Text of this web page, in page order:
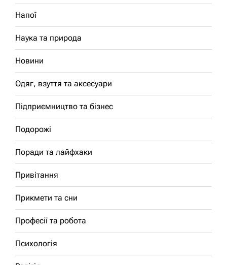
Напої
Наука та природа
Новини
Одяг, взуття та аксесуари
Підприємництво та бізнес
Подорожі
Поради та лайфхаки
Привітання
Прикмети та сни
Професії та робота
Психологія